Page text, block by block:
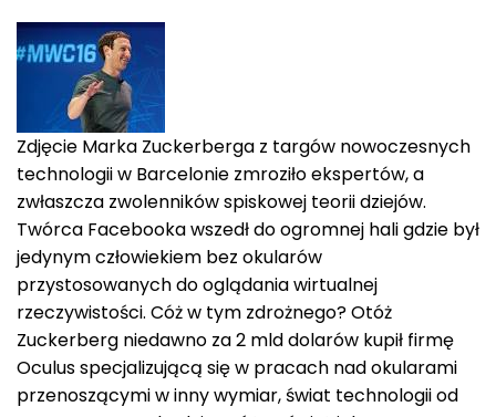
Zdjęcie Marka Zuckerberga z targów nowoczesnych
technologii w Barcelonie zmroziło ekspertów, a
zwłaszcza zwolenników spiskowej teorii dziejów.
Twórca Facebooka wszedł do ogromnej hali gdzie był
jedynym człowiekiem bez okularów
przystosowanych do oglądania wirtualnej
rzeczywistości. Cóż w tym zdrożnego? Otóż
Zuckerberg niedawno za 2 mld dolarów kupił firmę
Oculus specjalizującą się w pracach nad okularami
przenoszącymi w inny wymiar, świat technologii od